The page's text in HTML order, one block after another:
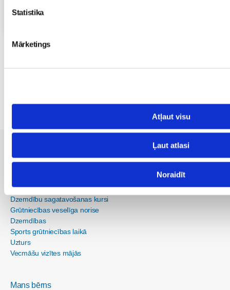
Statistika
Mārketings
Atļaut visu
Ļaut atlasi
Noraidīt
Dzemdību iestādes Latvijā
Dzemdību sagatavošanas kursi
Grūtniecības veselīga norise
Dzemdības
Sports grūtniecības laikā
Uzturs
Vecmāšu vizītes mājās
Mans bērns